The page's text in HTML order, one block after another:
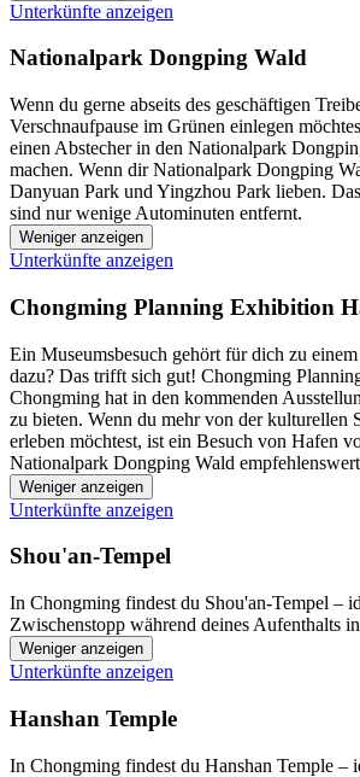
Unterkünfte anzeigen
Nationalpark Dongping Wald
Wenn du gerne abseits des geschäftigen
Verschnaufpause im Grünen einlegen
einen Abstecher in den Nationalpark
machen. Wenn dir Nationalpark Dongping
Danyuan Park und Yingzhou Park lieben.
sind nur wenige Autominuten entfernt.
Weniger anzeigen
Unterkünfte anzeigen
Chongming Planning Exhibition
Ein Museumsbesuch gehört für dich zu
dazu? Das trifft sich gut! Chongming
Chongming hat in den kommenden
zu bieten. Wenn du mehr von der kulturellen
erleben möchtest, ist ein Besuch von Hafen
Nationalpark Dongping Wald
Weniger anzeigen
Unterkünfte anzeigen
Shou'an-Tempel
In Chongming findest du Shou'an-Tempel –
Zwischenstopp während deines Aufenthalts
Weniger anzeigen
Unterkünfte anzeigen
Hanshan Temple
In Chongming findest du Hanshan Temple –